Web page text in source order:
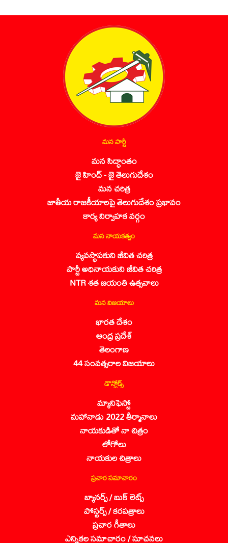
మన పార్టీ
మన సిద్ధాంతం
జై హింద్ - జై తెలుగుదేశం
మన చరిత్ర
జాతీయ రాజకీయాలపై తెలుగుదేశం ప్రభావం
కార్య నిర్వాహక వర్గం
మన నాయకత్వం
వ్యవస్థాపకుని జీవిత చరిత్ర
పార్టీ అధినాయకుని జీవిత చరిత్ర
NTR శత జయంతి ఉత్సవాలు
మన విజయాలు
భారత దేశం
ఆంధ్ర ప్రదేశ్
తెలంగాణ
44 సంవత్సరాల విజయాలు
డౌన్లోడ్స్
మ్యానిఫెస్టో
మహానాడు 2022 తీర్మానాలు
నాయకుడితో నా చిత్రం
లోగోలు
నాయకుల చిత్రాలు
ప్రచార సమాచారం
బ్యానర్స్ / బుక్ లెట్స్
పోస్టర్స్ / కరపత్రాలు
ప్రచార గీతాలు
ఎన్నికల సమాచారం / సూచనలు